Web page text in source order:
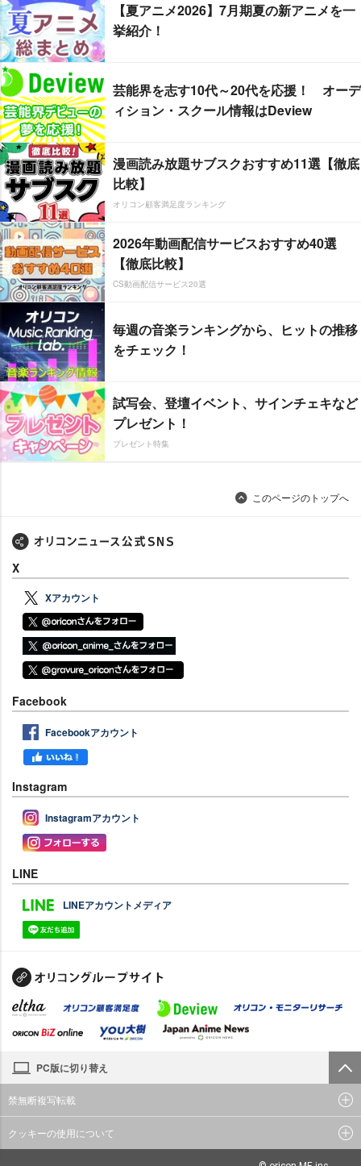
【夏アニメ2026】7月期夏の新アニメを一
挙紹介！
芸能界を志す10代～20代を応援！ オーデ
ィション・スクール情報はDeview
漫画読み放題サブスクおすすめ11選【徹底
比較】
オリコン顧客満足度ランキング
2026年動画配信サービスおすすめ40選
【徹底比較】
CS動画配信サービス20選
毎週の音楽ランキングから、ヒットの推移
をチェック！
試写会、登壇イベント、サインチェキなど
プレゼント！
プレゼント特集
このページのトップへ
X
Xアカウント
Facebook
Facebookアカウント
Instagram
Instagramアカウント
LINE
LINEアカウントメディア
PC版に切り替え
禁無断複写転載
クッキーの使用について